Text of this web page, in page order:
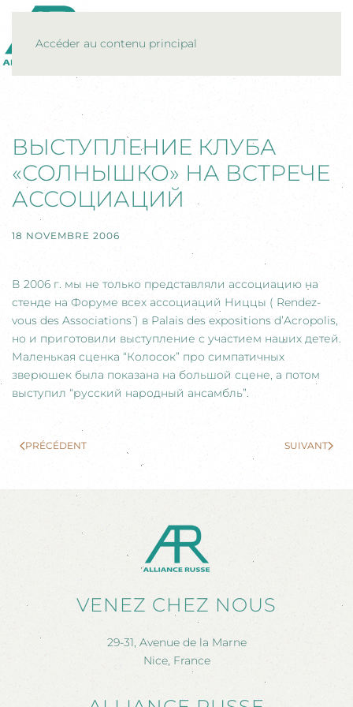
Accéder au contenu principal
ВЫСТУПЛЕНИЕ КЛУБА
«СОЛНЫШКО» НА ВСТРЕЧЕ
АССОЦИАЦИЙ
18 NOVEMBRE 2006
В 2006 г. мы не только представляли ассоциацию на
стенде на Форуме всех ассоциаций Ниццы ( Rendez-
vous des Associations ) в Palais des expositions d’Acropolis,
но и приготовили выступление с участием наших детей.
Маленькая сценка “Колосок” про симпатичных
зверюшек была показана на большой сцене, а потом
выступил “русский народный ансамбль”.
PRÉCÉDENT SUIVANT
VENEZ CHEZ NOUS
29-31, Avenue de la Marne
Nice, France